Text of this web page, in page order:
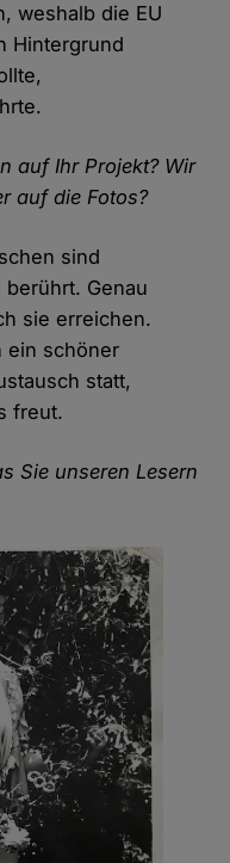
weshalb die EU
Hintergrund
auf Ihr Projekt? Wir
auf die Fotos?
sind
Genau
sie erreichen.
ein schöner
statt,
freut.
Sie unseren Lesern